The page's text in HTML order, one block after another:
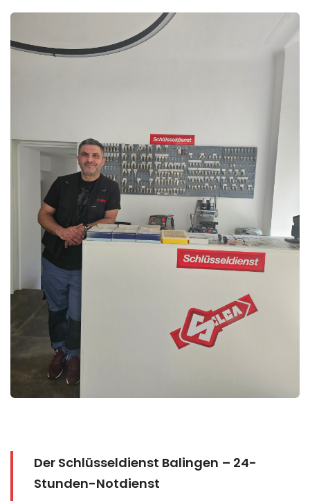
Der Schlüsseldienst Balingen – 24-
Stunden-Notdienst